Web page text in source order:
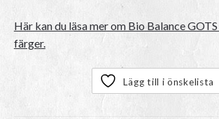
Här kan du läsa mer om Bio Balance
färger.
Lägg till i önskelista